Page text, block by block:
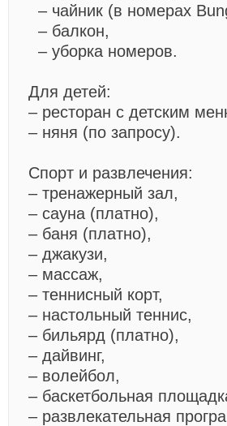
– чайник (в номерах
– балкон,
– уборка номеров.
Для детей:
– ресторан с детским
– няня (по запросу).
Спорт и развлечения:
– тренажерный зал,
– сауна (платно),
– баня (платно),
– джакузи,
– массаж,
– теннисный корт,
– настольный теннис,
– бильярд (платно),
– дайвинг,
– волейбол,
– баскетбольная
– развлекательная